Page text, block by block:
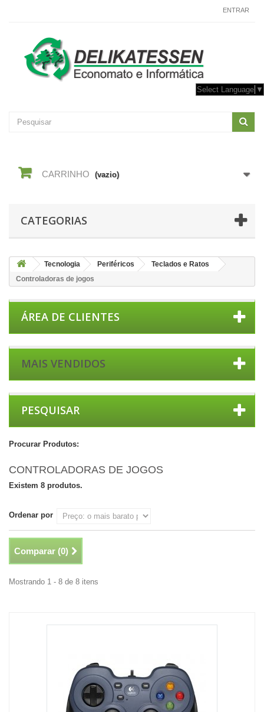
ENTRAR
Select Language ▼
CARRINHO (vazio)
CATEGORIAS
Tecnologia Periféricos
Teclados e Ratos
Controladoras de jogos
ÁREA DE CLIENTES
MAIS VENDIDOS
PESQUISAR
Procurar Produtos:
CONTROLADORAS DE JOGOS
Existem 8 produtos.
Ordenar por
Comparar (0)
Mostrando 1 - 8 de 8 itens